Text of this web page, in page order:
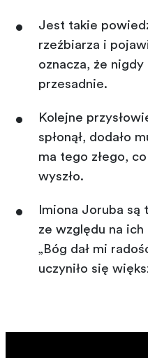
Jest takie
rzeźbiarza i
oznacza, że
przesadnie.
Kolejne
spłonął, dodało
ma tego złego,
wyszło.
Imiona Joruba
ze względu na
„Bóg dał mi
uczyniło się